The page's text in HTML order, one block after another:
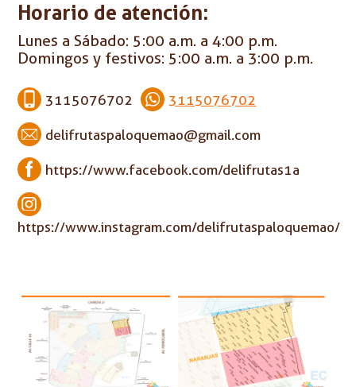
Horario de atención:
Lunes a Sábado: 5:00 a.m. a 4:00 p.m.
Domingos y festivos: 5:00 a.m. a 3:00 p.m.
3115076702 3115076702
delifrutaspaloquemao@gmail.com
https://www.facebook.com/delifrutas1a
https://www.instagram.com/delifrutaspaloquemao/